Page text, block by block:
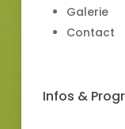
Galerie
Contact
Infos &